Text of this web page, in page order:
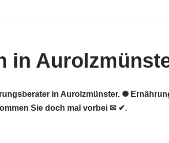
in
in Aurolzmünster. ✺
Sie doch mal vorbei ✉ ✔.